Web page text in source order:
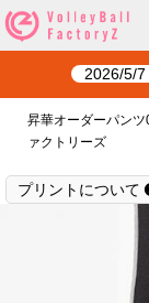
2026/5/7
昇華オーダーパン
ァクトリーズ
プリントについて